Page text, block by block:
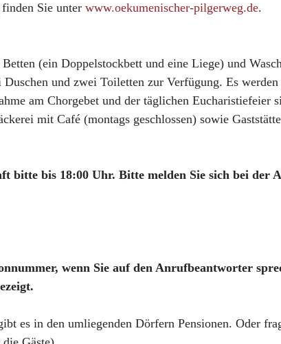
Sie unter www.oekumenischer-pilgerweg.de.
(ein Doppelstockbett und eine Liege) und
und zwei Toiletten zur Verfügung. Es
am Chorgebet und der täglichen Eucharistiefeier
mit Café (montags geschlossen) sowie
bitte bis 18:00 Uhr. Bitte melden Sie sich bei der
wenn Sie auf den Anrufbeantworter
es in den umliegenden Dörfern Pensionen. Oder